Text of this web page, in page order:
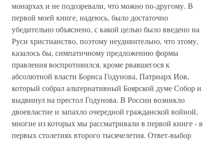
монархах и не подозревали, что можно по-другому. В
первой моей книге, надеюсь, было достаточно
убедительно объяснено, с какой целью было введено на
Руси христианство, поэтому неудивительно, что этому,
казалось бы, симпатичному предложению формы
правления воспротивился, кроме рвавшегося к
абсолютной власти Бориса Годунова, Патриарх Иов,
который собрал альтернативный Боярской думе Собор и
выдвинул на престол Годунова. В России возникло
двоевластие и запахло очередной гражданской войной,
многие из которых мы рассматривали в первой книге - в
первых столетиях второго тысячелетия. Ответ-выбор